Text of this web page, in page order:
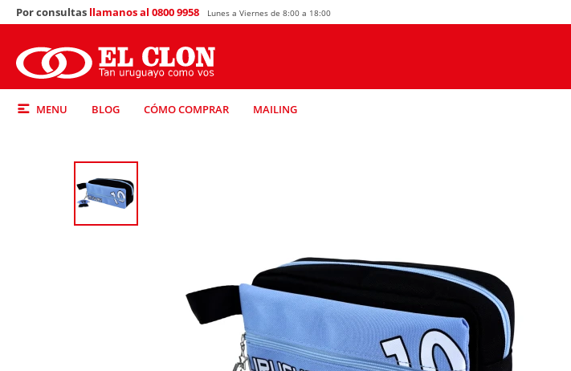
MENU BLOG CÓMO COMPRAR MAILING
Por consultas llamanos al 0800 9958 Lunes a Viernes de 8:00 a 18:00